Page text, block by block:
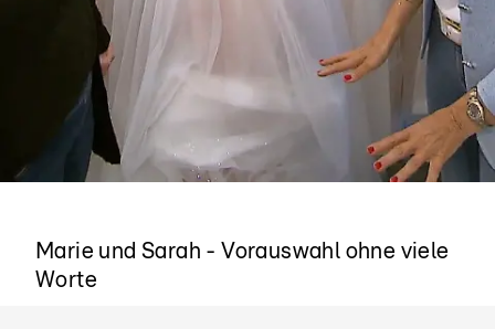
Marie und Sarah - Vorauswahl ohne viele
Worte